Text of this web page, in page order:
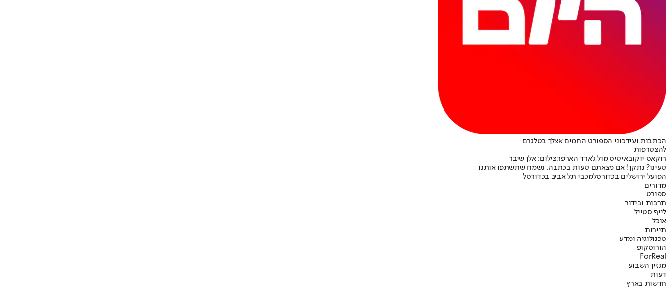
הכתבות ועידכוני הספורט החמים אצלך בטלגרם
להצטרפות
רוקאס יוקובאיטיס מול ג'ארד הארפר,צילום: אלן שיבר
טעינו? נתקן! אם מצאתם טעות בכתבה, נשמח שתשתפו אותנו
הפועל ירושלים בכדורסלמכבי תל אביב בכדורסל
מדורים
ספורט
תרבות ובידור
לייף סטייל
אוכל
תיירות
טכנולוגיה ומדע
הורוסקופ
ForReal
מגזין השבוע
דעות
חדשות בארץ